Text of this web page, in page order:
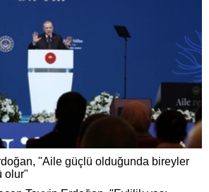
"Aile güçlü olduğunda bireyler
olur"